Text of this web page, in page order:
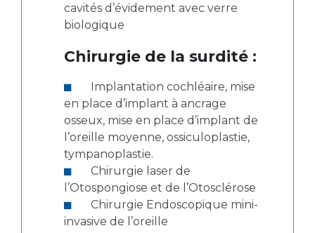
cavités d’évidement avec verre
biologique
Chirurgie de la surdité :
en place d’implant à ancrage
osseux, mise en place d’implant de
l’oreille moyenne, ossiculoplastie,
tympanoplastie.
l’Otospongiose et de l’Otosclérose
invasive de l’oreille